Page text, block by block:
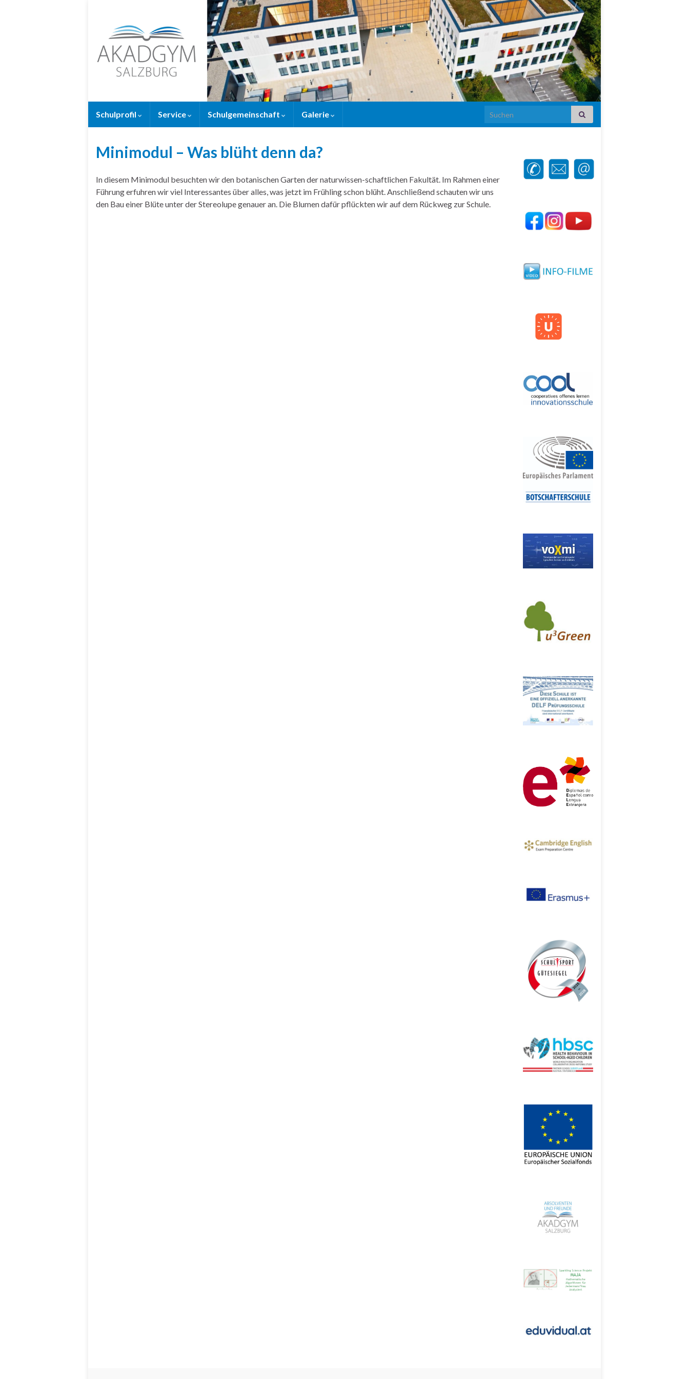
Schulprofil Service Schulgemeinschaft Galerie Search for:
Minimodul – Was blüht denn da?
In diesem Minimodul besuchten wir den botanischen Garten der naturwissen-schaftlichen Fakultät. Im Rahmen einer
Führung erfuhren wir viel Interessantes über alles, was jetzt im Frühling schon blüht. Anschließend schauten wir uns
den Bau einer Blüte unter der Stereolupe genauer an. Die Blumen dafür pflückten wir auf dem Rückweg zur Schule.